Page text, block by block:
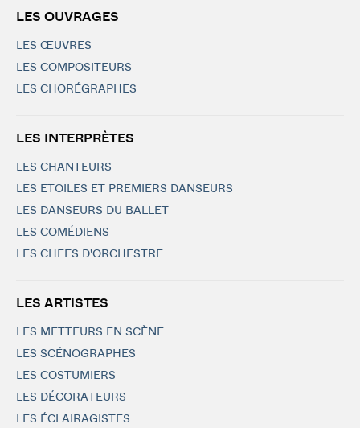
LES OUVRAGES
LES ŒUVRES
LES COMPOSITEURS
LES CHORÉGRAPHES
LES INTERPRÈTES
LES CHANTEURS
LES ETOILES ET PREMIERS DANSEURS
LES DANSEURS DU BALLET
LES COMÉDIENS
LES CHEFS D'ORCHESTRE
LES ARTISTES
LES METTEURS EN SCÈNE
LES SCÉNOGRAPHES
LES COSTUMIERS
LES DÉCORATEURS
LES ÉCLAIRAGISTES